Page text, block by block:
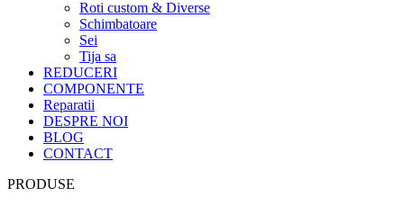
Roti custom & Diverse
Schimbatoare
Sei
Tija sa
REDUCERI
COMPONENTE
Reparatii
DESPRE NOI
BLOG
CONTACT
PRODUSE